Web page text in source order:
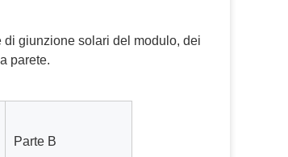
giunzione solari del modulo, dei
parete.
Parte B